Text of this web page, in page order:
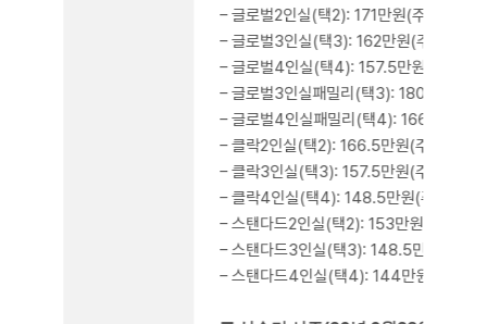
– 글로벌2인실(택2): 171만원(주니어),
– 글로벌3인실(택3): 162만원(주니어),
– 글로벌4인실(택4): 157.5만원(주니어
– 글로벌3인실패밀리(택3): 180만원(주
– 글로벌4인실패밀리(택4): 166.5만원(
– 클락2인실(택2): 166.5만원(주니어),
– 클락3인실(택3): 157.5만원(주니어),
– 클락4인실(택4): 148.5만원(주니어),
– 스탠다드2인실(택2): 153만원(주니어
– 스탠다드3인실(택3): 148.5만원(주니
– 스탠다드4인실(택4): 144만원(주니